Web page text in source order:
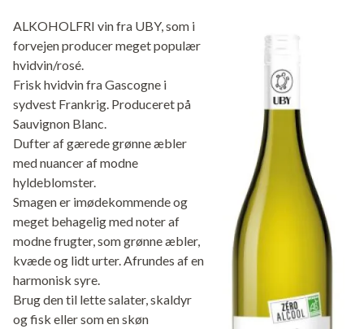
ALKOHOLFRI vin fra UBY, som i
forvejen producer meget populær
hvidvin/rosé.
Frisk hvidvin fra Gascogne i
sydvest Frankrig. Produceret på
Sauvignon Blanc.
Dufter af gærede grønne æbler
med nuancer af modne
hyldeblomster.
Smagen er imødekommende og
meget behagelig med noter af
modne frugter, som grønne æbler,
kvæde og lidt urter. Afrundes af en
harmonisk syre.
Brug den til lette salater, skaldyr
og fisk eller som en skøn